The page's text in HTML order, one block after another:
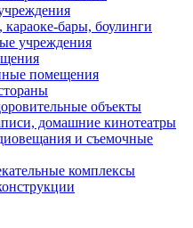
бары, боулинги
учреждения
помещения
объекты
домашние кинотеатры
и съемочные
комплексы